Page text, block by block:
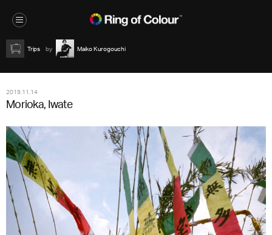
Trips Maiko Kurogouchi
2019.11.14
Morioka, Iwate